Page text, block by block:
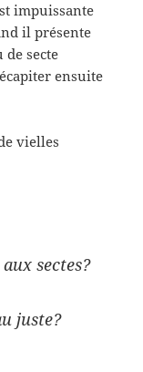
impuissante
il présente
secte
ensuite
vielles
sectes?
juste?